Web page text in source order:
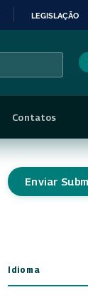
LEGISLAÇÃO
Contatos
Enviar
Idioma